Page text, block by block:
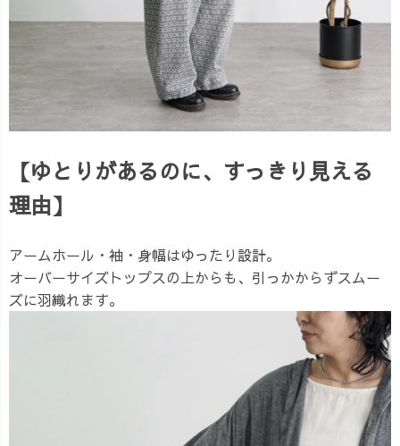
【ゆとりがあるのに、すっきり見える
理由】
アームホール・袖・身幅はゆったり設計。
オーバーサイズトップスの上からも、引っかからずスムー
ズに羽織れます。